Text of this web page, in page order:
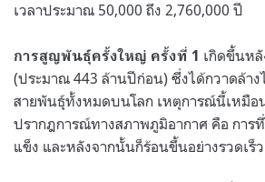
เวลาประมาณ 50,000 ถึง 2,760,000 ปี
การสูญพันธุ์ครั้งใหญ่ ครั้งที่ 1 เกิดขึ้นห
(ประมาณ 443 ล้านปีก่อน) ซึ่งได้กวาดล้าง
สายพันธุ์ทั้งหมดบนโลก เหตุการณ์นี้เหมือ
ปรากฎการณ์ทางสภาพภูมิอากาศ คือ การ
แข็ง และหลังจากนั้นก็ร้อนขึ้นอย่างรวดเร็ว